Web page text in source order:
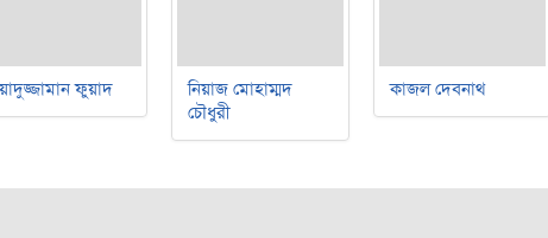
ফুয়াদ
নিয়াজ মোহাম্মদ
চৌধুরী
কাজল দেবনাথ